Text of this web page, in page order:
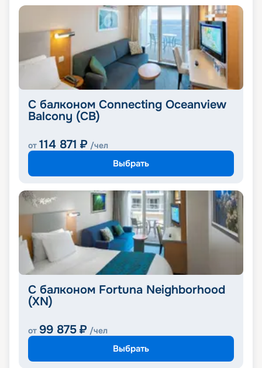
С балконом Connecting Oceanview
Balcony (CB)
от 114 871 ₽ /чел
Выбрать
С балконом Fortuna Neighborhood
(XN)
от 99 875 ₽ /чел
Выбрать